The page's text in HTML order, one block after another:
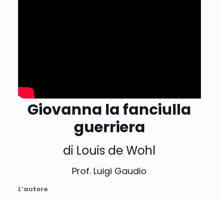
Giovanna la fanciulla
guerriera
di Louis de Wohl
Prof. Luigi Gaudio
L’autore